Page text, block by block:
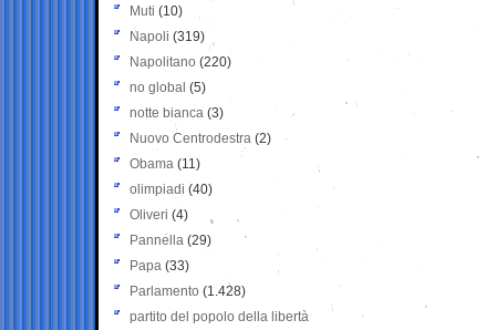
Muti (10)
Napoli (319)
Napolitano (220)
no global (5)
notte bianca (3)
Nuovo Centrodestra (2)
Obama (11)
olimpiadi (40)
Oliveri (4)
Pannella (29)
Papa (33)
Parlamento (1.428)
partito del popolo della libertà